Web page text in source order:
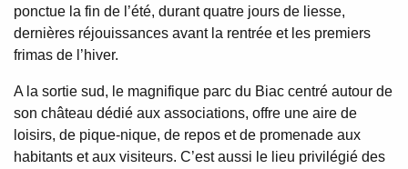
ponctue la fin de l’été, durant quatre jours de liesse,
dernières réjouissances avant la rentrée et les premiers
frimas de l’hiver.
A la sortie sud, le magnifique parc du Biac centré autour de
son château dédié aux associations, offre une aire de
loisirs, de pique-nique, de repos et de promenade aux
habitants et aux visiteurs. C’est aussi le lieu privilégié des